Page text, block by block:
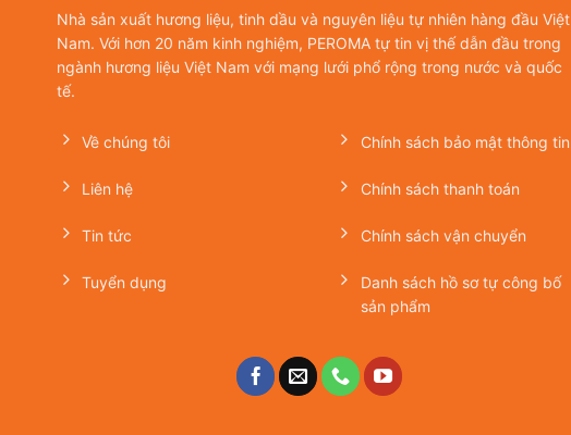
Nhà sản xuất hương liệu, tinh dầu và nguyên liệu tự nhiên hàng đầu Việt
Nam. Với hơn 20 năm kinh nghiệm, PEROMA tự tin vị thế dẫn đầu trong
ngành hương liệu Việt Nam với mạng lưới phổ rộng trong nước và quốc
tế.
Về chúng tôi
Liên hệ
Tin tức
Tuyển dụng
Chính sách bảo mật thông tin
Chính sách thanh toán
Chính sách vận chuyển
Danh sách hồ sơ tự công bố
sản phẩm